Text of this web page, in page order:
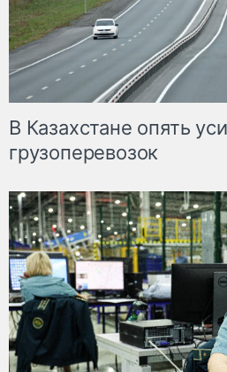
В Казахстане опять
грузоперевозок